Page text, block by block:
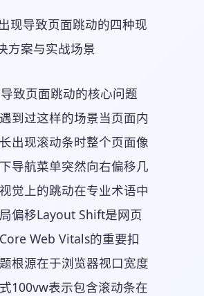
致页面跳动的核心问题
到过这样的场景当页面内
出现滚动条时整个页面像
导航菜单突然向右偏移几
觉上的跳动在专业术语中
偏移Layout Shift是网页
Web Vitals的重要扣
根源在于浏览器视口宽度
100vw表示包含滚动条在